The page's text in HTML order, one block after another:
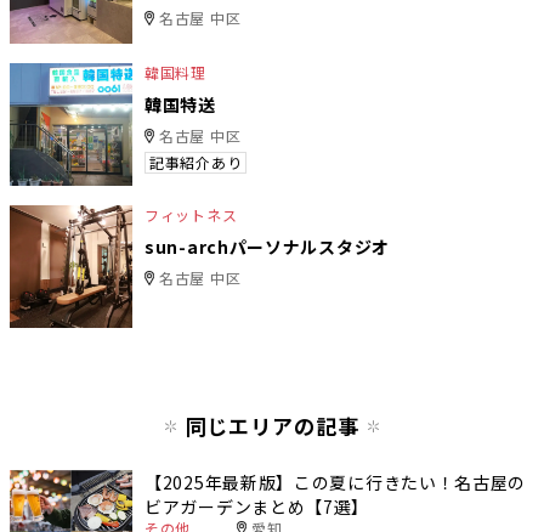
名古屋 中区
韓国料理
韓国特送
名古屋 中区
記事紹介あり
フィットネス
sun-archパーソナルスタジオ
名古屋 中区
同じエリアの記事
【2025年最新版】この夏に行きたい！名古屋の
ビアガーデンまとめ【7選】